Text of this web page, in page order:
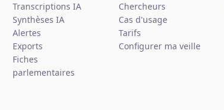
Transcriptions IA
Synthèses IA
Alertes
Exports
Fiches
parlementaires
Chercheurs
Cas d'usage
Tarifs
Configurer ma veille